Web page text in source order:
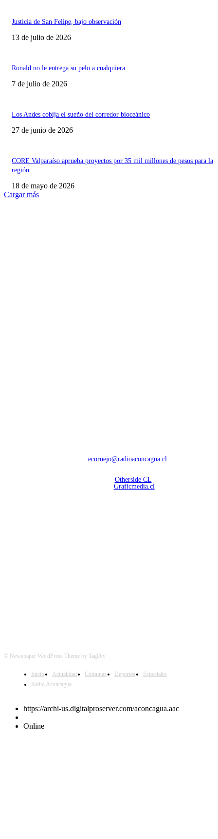
Justicia de San Felipe, bajo observación
13 de julio de 2026
Ronald no le entrega su pelo a cualquiera
7 de julio de 2026
Los Andes cobija el sueño del corredor bioceánico
27 de junio de 2026
CORE Valparaíso aprueba proyectos por 35 mil millones de pesos para la
región.
18 de mayo de 2026
Cargar más
ecornejo@radioaconcagua.cl
Otherside CL
Graficmedia.cl
© Newspaper WordPress Theme by TagDiv
Inicio Actualidad Comunas Deportes
Especiales
Radio Aconcagua
https://archi-us.digitalproserver.com/aconcagua.aac
Online